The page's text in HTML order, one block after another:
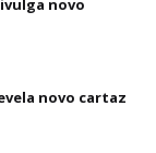
novo
novo cartaz